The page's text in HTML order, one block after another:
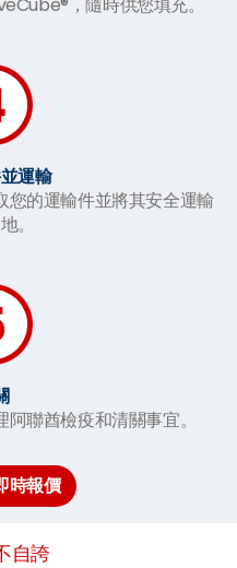
運輸
您的運輸件並將其安全運輸
。
聯酋檢疫和清關事宜。
時報價
自誇